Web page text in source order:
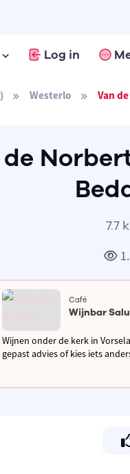
Log in
Westerlo Van
7.7
Café
Wijnbar
Wijnen onder de kerk in
gepast advies of kies iets